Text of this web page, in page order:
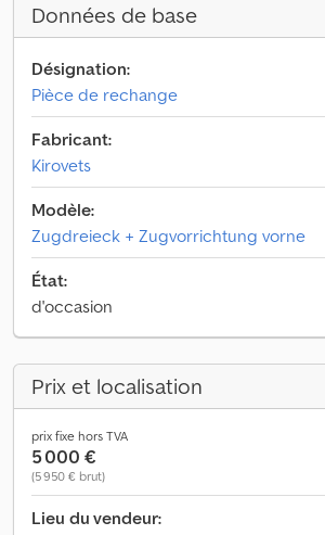
Données de base
Désignation:
Pièce de rechange
Fabricant:
Kirovets
Modèle:
Zugdreieck + Zugvorrichtung vorne
État:
d'occasion
Prix et localisation
prix fixe hors TVA
5 000 €
(5 950 € brut)
Lieu du vendeur: